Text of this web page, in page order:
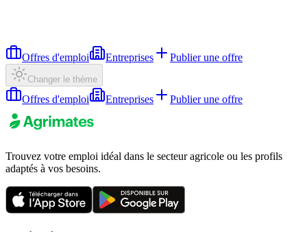
Offres d'emploi Entreprises Publier une offre
Changer le thème
Offres d'emploi Entreprises Publier une offre
Trouvez votre emploi idéal dans le secteur agricole ou les profils
adaptés à vos besoins.